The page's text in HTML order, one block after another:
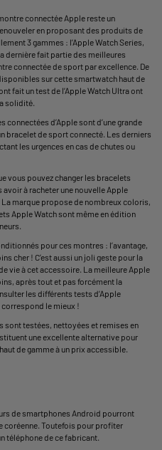
connectée Apple reste un
en proposant des produits de
3 gammes : l’Apple Watch Series
dernière fait partie des meilleures
connectée de sport par excellence. De
sur cette smartwatch haut de
fait un test de l’Apple Watch Ultra ont
solidité.
connectées d’Apple sont d’une grande
bracelet de sport connecté. Les derniers
les urgences en cas de chutes ou
vous pouvez changer les bracelets
avoir à racheter une nouvelle Apple
marque propose de nombreux coloris,
Apple Watch sont même en édition
pour ces montres : l’avantage,
cher ! C’est aussi un joli geste pour la
vie à cet accessoire. La meilleure Apple
après tout et pas forcément la
les différents tests d’Apple
le mieux !
sont testées, nettoyées et remises en
une excellente alternative pour
de gamme à un prix accessible.
de smartphones Android pourront
coréenne. Toutefois pour profiter
téléphone de ce fabricant.